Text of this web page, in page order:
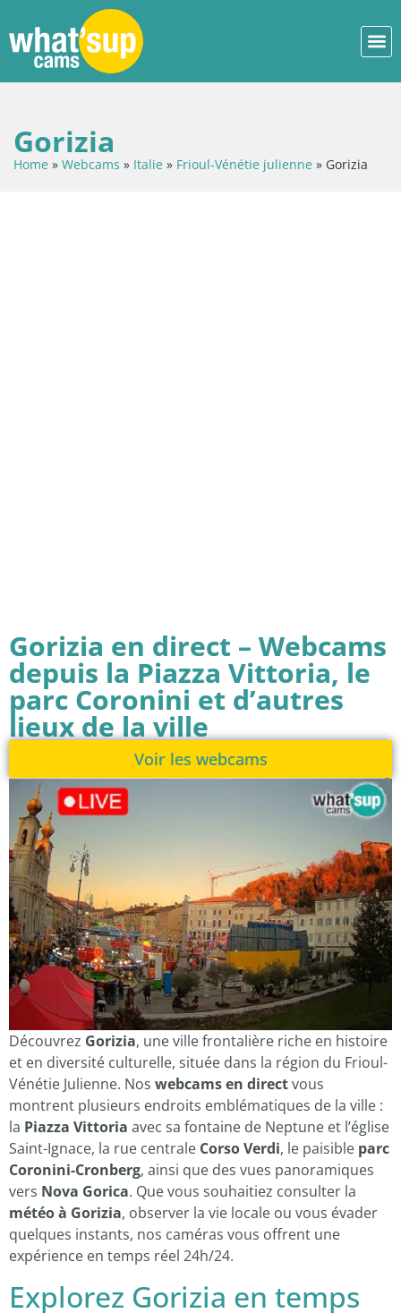
Gorizia
Home » Webcams » Italie » Frioul-Vénétie julienne » Gorizia
Gorizia en direct – Webcams
depuis la Piazza Vittoria, le
parc Coronini et d’autres
lieux de la ville
Voir les webcams
Découvrez Gorizia, une ville frontalière riche en histoire
et en diversité culturelle, située dans la région du Frioul-
Vénétie Julienne. Nos webcams en directvous
montrent plusieurs endroits emblématiques de la ville :
la Piazza Vittoria avec sa fontaine de Neptune et l’église
Saint-Ignace, la rue centrale Corso Verdi, le paisible parc
Coronini-Cronberg, ainsi que des vues panoramiques
vers Nova Gorica. Que vous souhaitiez consulter la
météo à Gorizia, observer la vie locale ou vous évader
quelques instants, nos caméras vous offrent une
expérience en temps réel 24h/24.
Explorez Gorizia en temps